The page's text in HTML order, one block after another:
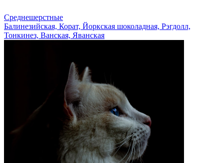
Среднешерстные
Балинезийская, Корат, Йоркская шоколадная, Рэгдолл,
Тонкинез, Ванская, Яванская